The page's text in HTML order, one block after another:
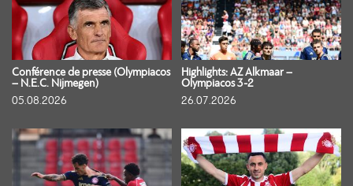
Conférence de presse (Olympiacos
– N.E.C. Nijmegen)
05.08.2026
Highlights: AZ Alkmaar –
Olympiacos 3-2
26.07.2026